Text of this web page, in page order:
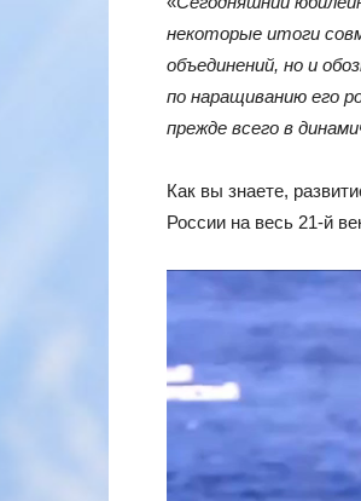
некоторые итоги
объединений, но и
по наращиванию его
прежде всего в
Как вы знаете,
России на весь 21-й
Видеоплеер